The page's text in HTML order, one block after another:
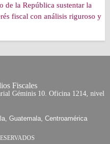
de la República sustentar la
fiscal con análisis riguroso y
Fiscales
Géminis 10. Oficina 1214, nivel
Guatemala, Centroamérica